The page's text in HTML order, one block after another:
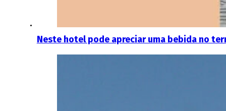
Neste hotel pode apreciar uma bebida no